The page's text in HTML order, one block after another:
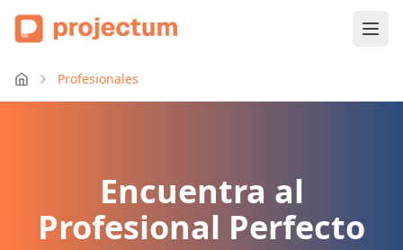
Profesionales
Encuentra al
Profesional Perfecto